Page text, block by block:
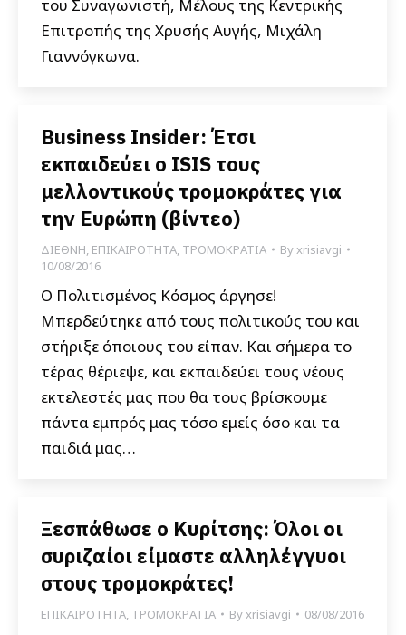
του Συναγωνιστή, Μέλους της Κεντρικής
Επιτροπής της Χρυσής Αυγής, Μιχάλη
Γιαννόγκωνα.
Business Insider: Έτσι
εκπαιδεύει ο ISIS τους
μελλοντικούς τρομοκράτες για
την Ευρώπη (βίντεο)
ΔΙΕΘΝΗ, ΕΠΙΚΑΙΡΟΤΗΤΑ, ΤΡΟΜΟΚΡΑΤΙΑ Byxrisiavgi
10/08/2016
Ο Πολιτισμένος Κόσμος άργησε!
Μπερδεύτηκε από τους πολιτικούς του και
στήριξε όποιους του είπαν. Και σήμερα το
τέρας θέριεψε, και εκπαιδεύει τους νέους
εκτελεστές μας που θα τους βρίσκουμε
πάντα εμπρός μας τόσο εμείς όσο και τα
παιδιά μας…
Ξεσπάθωσε ο Κυρίτσης: Όλοι οι
συριζαίοι είμαστε αλληλέγγυοι
στους τρομοκράτες!
ΕΠΙΚΑΙΡΟΤΗΤΑ, ΤΡΟΜΟΚΡΑΤΙΑ Byxrisiavgi 08/08/2016